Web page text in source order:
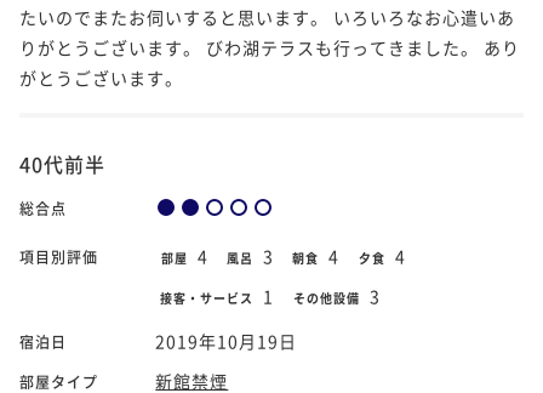
たいのでまたお伺いすると思います。 いろいろなお心遣いあ
りがとうございます。 びわ湖テラスも行ってきました。 あり
がとうございます。
40代前半
総合点
項目別評価 部屋 4 風呂 3 朝食 4 夕食 4
接客・サービス 1 その他設備 3
宿泊日 2019年10月19日
部屋タイプ
新館禁煙